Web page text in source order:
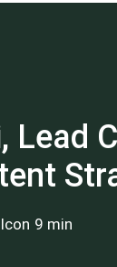
Lead
9 min